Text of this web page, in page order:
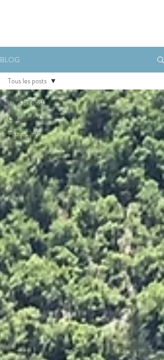
BLOG
Tous les posts
Catégorie 1
Catégorie 2
Tous les posts